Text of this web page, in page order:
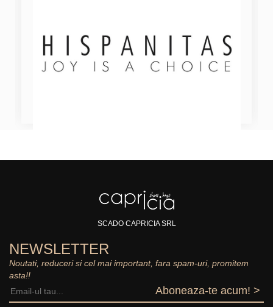
SCADO CAPRICIA SRL
NEWSLETTER
Noutati, reduceri si cel mai important, fara spam-uri, promitem
asta!!
Aboneaza-te acum! >